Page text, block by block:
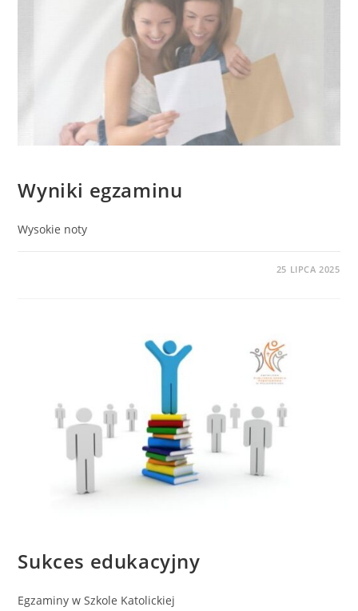
Wyniki egzaminu
Wysokie noty
25 LIPCA 2025
Sukces edukacyjny
Egzaminy w Szkole Katolickiej